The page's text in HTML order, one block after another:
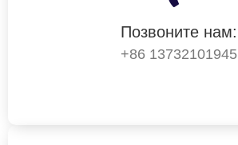
Позвоните нам:
+86 13732101945